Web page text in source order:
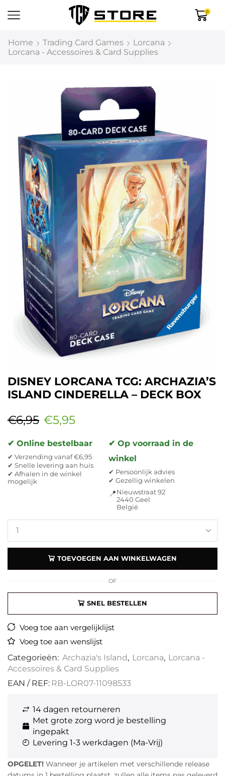
0
Home Trading Card Games
Lorcana
Lorcana - Accessoires & Card Supplies
DISNEY LORCANA TCG: ARCHAZIA’S
ISLAND CINDERELLA – DECK BOX
€6,95 €5,95
✔ Online bestelbaar
✔ Verzending vanaf €6,95
✔ Snelle levering aan huis
✔ Afhalen in de winkel
mogelijk
✔ Op voorraad in de
winkel
✔ Persoonlijk advies
✔ Gezellig winkelen
📍Nieuwstraat 92
2440 Geel
België
TOEVOEGEN AAN WINKELWAGEN
OF
SNEL BESTELLEN
Voeg toe aan vergelijklijst
Voeg toe aan wenslijst
Categorieën: Archazia's Island, Lorcana, Lorcana -
Accessoires & Card Supplies
EAN / REF: RB-LOR07-11098533
14 dagen retourneren
Met grote zorg word je bestelling
ingepakt
Levering 1-3 werkdagen (Ma-Vrij)
OPGELET! Wanneer je artikelen met verschillende release